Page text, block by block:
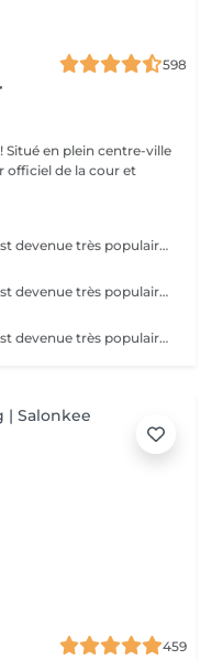
598
officiel de la cour et
Épilation au sucre Cette méthode est devenue très populaire dans notre institut. La pâte de sucre est 100% naturelle. Elle est basée sur des recettes millénaires du Moyen Orient et contient exclusivement de l'eau et du sucre, sans aucune substance chimique, aromatique ou colorante. La pâte est hypoallergénique et ne provoque pas d'irritation de la peau. Elle s'applique sur toutes les zones. La pâte est massée à l'intérieur du follicule, elle enveloppe les poils, les entoure et les lubrifie. L'extraction est faite dans le sens naturel de la croissance du poil. Dans le follicule il ne reste pas de poil cassé. Cette technique ne provoque pas de rougeur ni d'irritation de la peau. Avantage non-négligeable est le fait qu'il ne faut pas avoir une certaine longueur de poils comme avec la cire, le sucre enlève efficacement des poils très courts. Le sucre se retire sans bandes. Nous suggérons cette méthode aussi aux ados pour leurs premières épilations et aux personnes désirant une épilation intégrale, car nettement moins douloureuse que la cire.
Épilation au sucre Cette méthode est devenue très populaire dans notre institut. La pâte de sucre est 100% naturelle. Elle est basée sur des recettes millénaires du Moyen Orient et contient exclusivement de l'eau et du sucre, sans aucune substance chimique, aromatique ou colorante. La pâte est hypoallergénique et ne provoque pas d'irritation de la peau. Elle s'applique sur toutes les zones. La pâte est poussée à l'intérieur du follicule, elle enveloppe les poils, les entoure et les lubrifie. L'extraction est fait dans le sens naturel de la croissance du poil. Dans le follicule il ne reste pas de poil cassé. Cette technique ne provoque pas de rougeur ni d'irritation de la peau. Avantage non-négligeable est le fait qu'il ne faut pas avoir une certaine longueur de poils comme avec la cire, le sucre enlève efficacement des poils très courts. Le sucre se retire sans bandes. Nous suggérons cette méthode aussi aux ados pour leurs premières épilations et aux personnes désirant une épilation intégrale, car nettement moins douloureuse que la cire.
Épilation au sucre Cette méthode est devenue très populaire dans notre institut. La pâte de sucre est 100% naturelle. Elle est basée sur des recettes millénaires du Moyen Orient et contient exclusivement de l'eau et du sucre, sans aucune substance chimique, aromatique ou colorante. La pâte est hypoallergénique et ne provoque pas d'irritation de la peau. Elle s'applique sur toutes les zones. La pâte est poussée à l'intérieur du follicule, elle enveloppe les poils, les entoure et les lubrifie. L'extraction est fait dans le sens naturel de la croissance du poil. Dans le follicule il ne reste pas de poil cassé. Cette technique ne provoque pas de rougeur ni d'irritation de la peau. Avantage non-négligeable est le fait qu'il ne faut pas avoir une certaine longueur de poils comme avec la cire, le sucre enlève efficacement des poils très courts. Le sucre se retire sans bandes. Nous suggérons cette méthode aussi aux ados pour leurs premières épilations et aux personnes désirant une épilation intégrale, car nettement moins douloureuse que la cire.
459